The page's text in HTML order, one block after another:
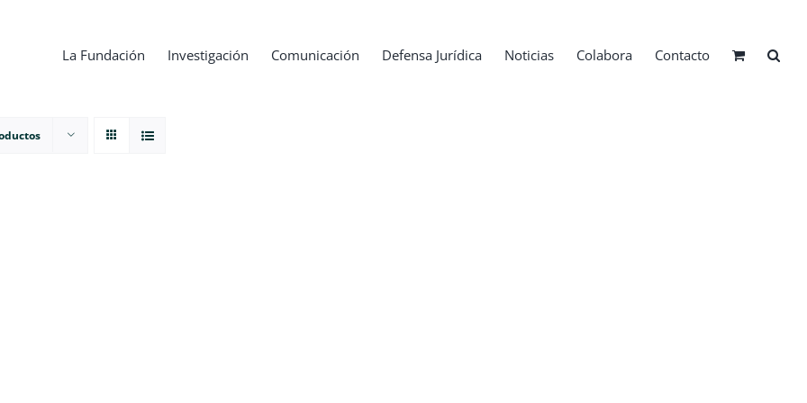
La Fundación Investigación Comunicación Defensa Jurídica Noticias Colabora Contacto